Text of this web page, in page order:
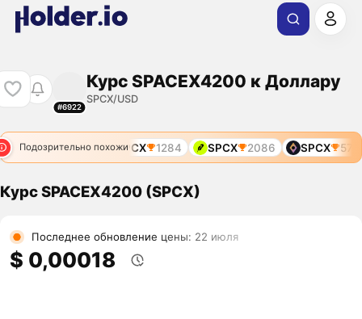
#6922
Курс SPACEX4200 к Доллару
SPCX/USD
Подозрительно похожи
SPCX 1284 SPCX 2086 SPCX 5709
Курс SPACEX4200 (SPCX)
Последнее обновление цены: 22 июля
$ 0,00018